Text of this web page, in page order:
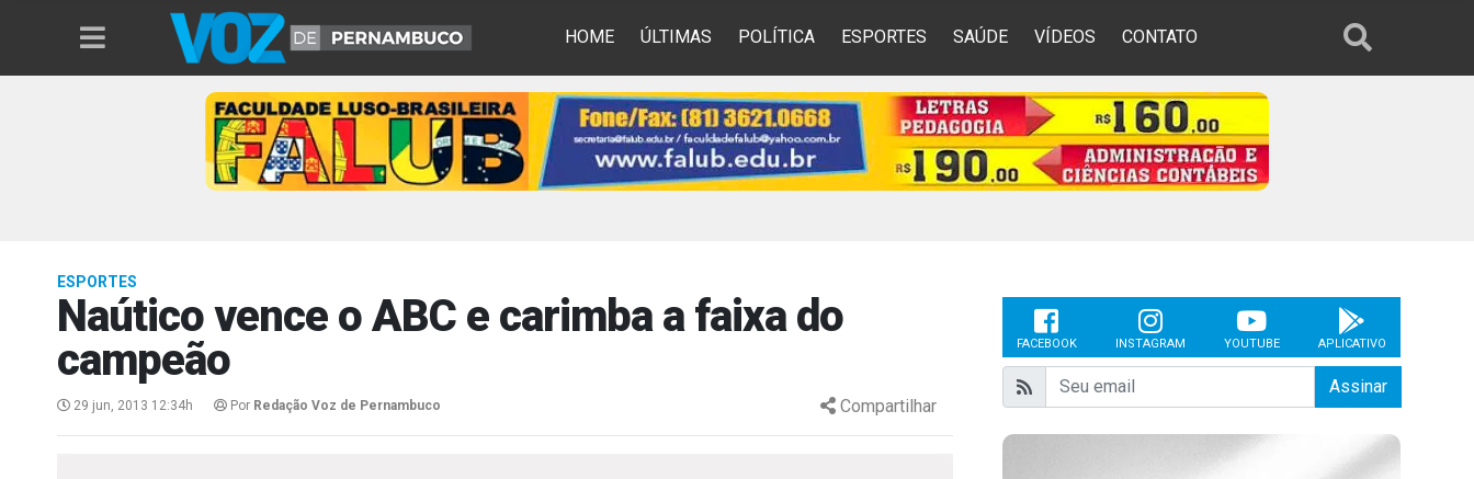
HOME ÚLTIMAS POLÍTICA ESPORTES SAÚDE VÍDEOS CONTATO
ESPORTES
Naútico vence o ABC e carimba a faixa do
campeão
29 jun, 2013 12:34h Por Redação Voz de Pernambuco Compartilhar
FACEBOOK INSTAGRAM YOUTUBE APLICATIVO
Assinar